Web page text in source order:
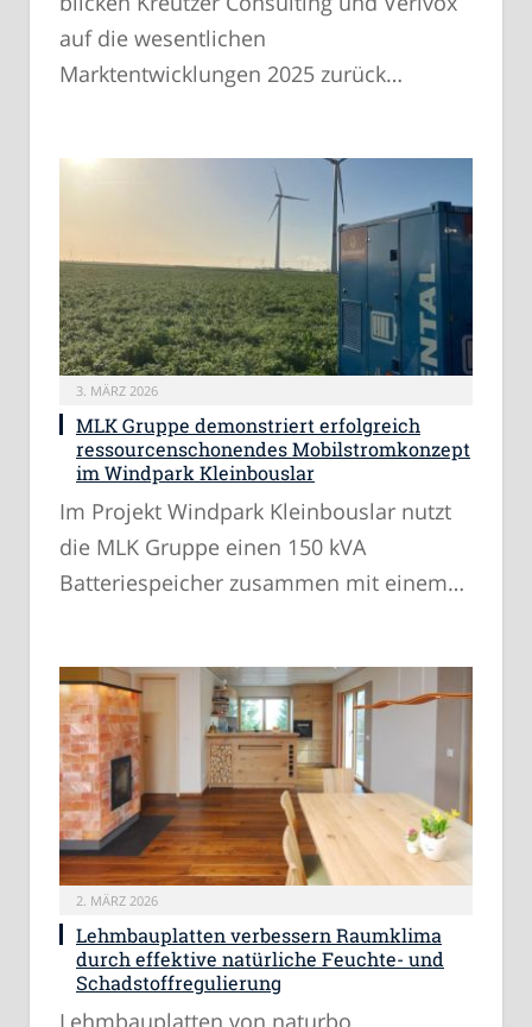
auf die wesentlichen
Marktentwicklungen 2025 zurück…
3. MÄRZ 2026
MLK Gruppe demonstriert erfolgreich
ressourcenschonendes Mobilstromkonzept
im Windpark Kleinbouslar
Im Projekt Windpark Kleinbouslar nutzt
die MLK Gruppe einen 150 kVA
Batteriespeicher zusammen mit einem…
2. MÄRZ 2026
Lehmbauplatten verbessern Raumklima
durch effektive natürliche Feuchte- und
Schadstoffregulierung
Lehmbauplatten von naturbo